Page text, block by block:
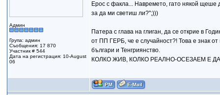
Админ
Група: админ
Съобщения: 17 870
Участник # 544
Дата на регистрация: 10-August
06
Ерос с факла... Навремето, гато някой
за да ми светиш ли?";)))
Патера с глава на глиган, да се открие в
от ПП ГЕРБ, че е случайност?! Това е знак
българи и Тенгриянство.
КОЛКО ЖИВ, КОЛКО РЕАЛНО-ОСЕЗАЕМ Е